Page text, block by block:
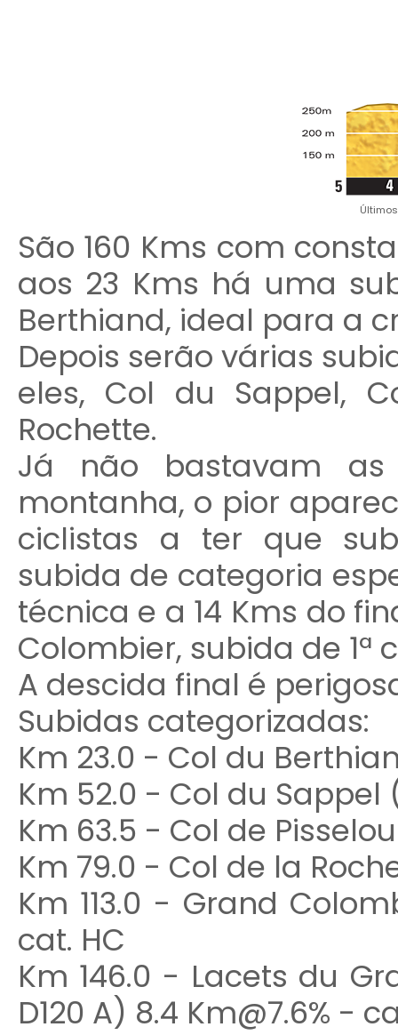
São 160 Kms com
aos 23 Kms há uma
Berthiand, ideal para a
Depois serão várias
eles, Col du Sappel,
Rochette.
Já não bastavam
montanha, o pior
ciclistas a ter que
subida de categoria
técnica e a 14 Kms do
Colombier, subida de 1ª
A descida final é
Subidas categorizadas:
Km 23.0 - Col du
Km 52.0 - Col du Sappel
Km 63.5 - Col de
Km 79.0 - Col de la
Km 113.0 - Grand
cat. HC
Km 146.0 - Lacets du
D120 A) 8.4 Km@7.6% -